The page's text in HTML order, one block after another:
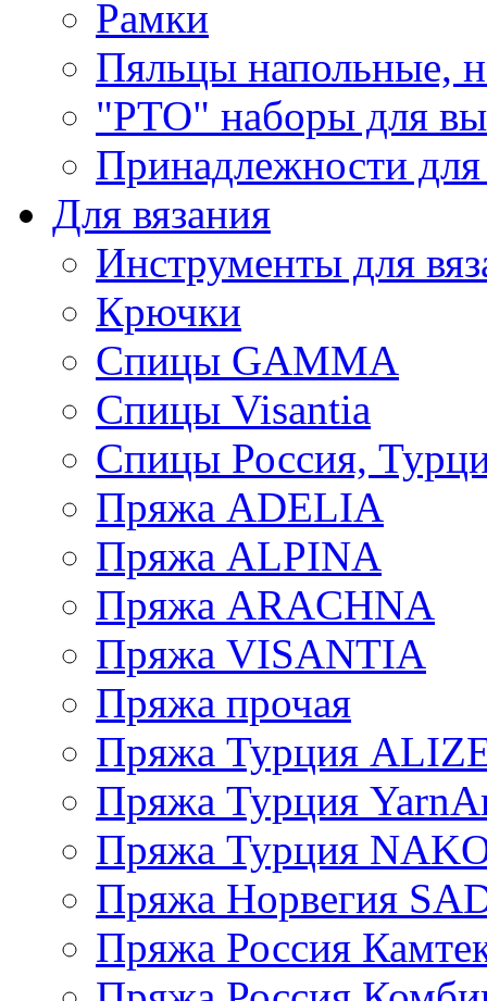
Рамки
Пяльцы напольные,
"РТО" наборы для
Принадлежности
Для вязания
Инструменты для
Крючки
Спицы GAMMA
Спицы Visantia
Спицы Россия,
Пряжа ADELIA
Пряжа ALPINA
Пряжа ARACHNA
Пряжа VISANTIA
Пряжа прочая
Пряжа Турция
Пряжа Турция
Пряжа Турция
Пряжа Норвегия
Пряжа Россия